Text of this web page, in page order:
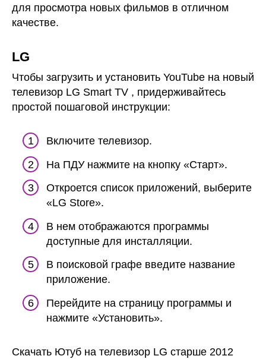
для просмотра новых фильмов в отличном
качестве.
LG
Чтобы загрузить и установить YouTube на новый
телевизор LG Smart TV , придерживайтесь
простой пошаговой инструкции:
Включите телевизор.
На ПДУ нажмите на кнопку «Старт».
Откроется список приложений, выберите
«LG Store».
В нем отображаются программы
доступные для инсталляции.
В поисковой графе введите название
приложение.
Перейдите на страницу программы и
нажмите «Установить».
Скачать Ютуб на телевизор LG старше 2012